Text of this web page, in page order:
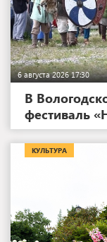
6 августа 2026 17:30
В
фестиваль
КУЛЬТУРА